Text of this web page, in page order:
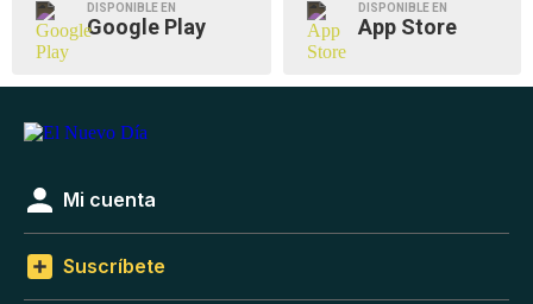
DISPONIBLE EN
Google Play
DISPONIBLE EN
App Store
Mi cuenta
Suscríbete